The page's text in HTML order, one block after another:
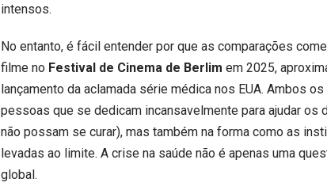
intensos.
No entanto, é fácil entender por que as comparações
filme no Festival de Cinema de Berlim em 2025,
lançamento da aclamada série médica nos EUA. Ambos
pessoas que se dedicam incansavelmente para ajudar
não possam se curar), mas também na forma como as
levadas ao limite. A crise na saúde não é apenas uma
global.